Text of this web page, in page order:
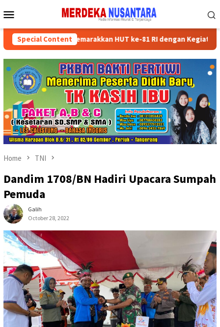
to
Menu
Special Content
Partai Semarakkan HUT ke-81 RI dengan Kegiatan Sosial
Home TNI
Dandim 1708/BN Hadiri Upacara Sumpah
Pemuda
Galih
October 28, 2022